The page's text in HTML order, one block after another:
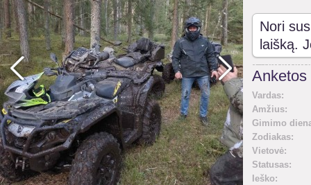
Nori
laišką.
Anketos
Vardas:
Amžius:
Gimimo
Zodiakas:
Vietovė:
Statusas:
Ieško: